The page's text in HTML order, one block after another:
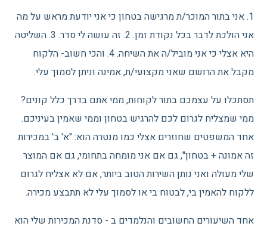
1. אני בתור המוכר/ת מרגישה בטחון כי אני יודעת מראש על מה
אני הולכת לדבר בכל נקודת זמן. 2. זה עושה לי סדר. 3. השליטה
היא אצלי כי אני מוביל/ה את השיחה. 4. והכי חשוב- הלקוח
מקבל את הרושם שאני מקצועי/ת, אמינה וניתן לסמוך עלי.
תסתכלו על עצמכם בתור לקוחות, ממי אתם בדרך כלל קונים?
ממי שמצליח לגרום לכם להרגיש בטחון וממי שאמין בעיניכם.
אחד המשפטים שחוזרים אצלי כמו מנטרה הוא: "א' ב' במכירות
זה אמונה + בטחון", גם אם אני מומחה בתחומי, גם אם המוצר
שלי מעולה ואני נותן השירות הטוב ביותר, אם לא אצליח לגרום
ללקוח להאמין בי, לבטוח בי או לסמוך עלי לא תתבצע מכירה.
אחד השיעורים החשובים והנלמדים ב - סדנת המכירות שלי הוא